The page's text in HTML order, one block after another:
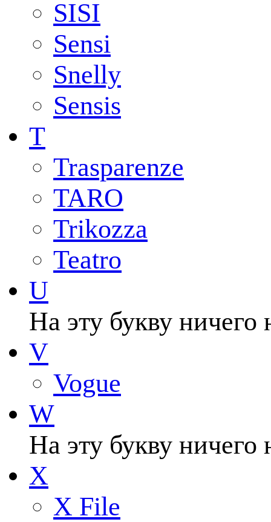
SISI
Sensi
Snelly
Sensis
T
Trasparenze
TARO
Trikozza
Teatro
U
На эту букву ничего
V
Vogue
W
На эту букву ничего
X
X File